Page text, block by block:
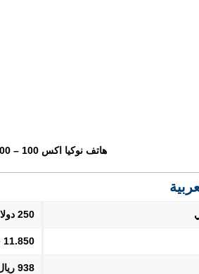
هاتف نوكيا اكس 100 – Nokia X100
250 دولار
11.850 جنيه
938 ريال